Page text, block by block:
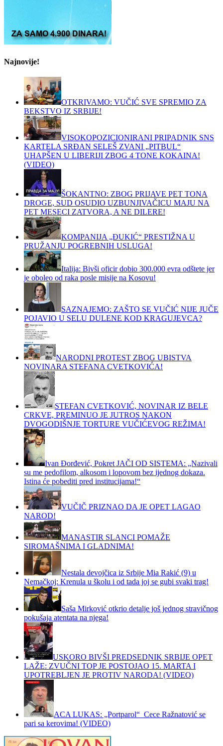
Najnovije!
OTKRIVAMO: VUČIĆ SVE SPREMIO ZA
BEKSTVO IZ SRBIJE!
VISOKOPOZICIONIRANI PRIPADNIK SNS
KARTELA SRĐAN SELEŠ ZVANI „PITBUL“
UHAPŠEN U LIBERIJI ZBOG 4 TONE KOKAINA!
(VIDEO)
ŠOKANTNO: ZBOG PRIJAVE PET TONA
DROGE, SUD OSUDIO UZBUNJIVAČICU MAJU NA
PET MESECI ZATVORA, A NE DILERE!
KOMPANIJA „ĐUKIĆ“ PRESTIŽNA U
PRUŽANJU POGREBNIH USLUGA!
Italija: Bivši oficir dobio 300.000 evra odštete jer
je oboleo od raka posle misije na Kosovu!
SAZNAJEMO: ZAŠTO SE VUČIĆ NIJE JUČE
POJAVIO U SELU DULENE KOD KRAGUJEVCA?
NARODNI PROTEST ZBOG UBISTVA
NOVINARA STEFANA CVETKOVIĆA!
STEFAN CVETKOVIĆ, NOVINAR IZ BELE
CRKVE, PREMINUO JE JUTROS NAKON
DVOGODIŠNJE TORTURE VUČIĆEVOG REŽIMA!
Ivan Đorđević, Pokret JAČI OD SISTEMA: „Nazivali
su me pedofilom, alkosom i lopovom bez ijednog dokaza.
Istina će pobediti pred institucijama!“
VUČIČ PRIZNAO DA JE OPET LAGAO
NAROD!
MANASTIR SLANCI POMAŽE
SIROMAŠNIMA I GLADNIMA!
Nestala devojčica iz Srbije Mia Rakić (9) u
Nemačkoj: Krenula u školu i od tada joj se gubi svaki trag!
Saša Mirković otkrio detalje još jednog stravičnog
pokušaja atentata na njega!
USKORO BIVŠI PREDSEDNIK SRBIJE OPET
LAŽE: ZVUČNI TOP JE POSTOJAO 15. MARTA I
UPOTREBLJEN JE PROTIV NARODA! (VIDEO)
ACA LUKAS: „Portparol“ Cece Ražnatović se
pari sa kerovima! (VIDEO)